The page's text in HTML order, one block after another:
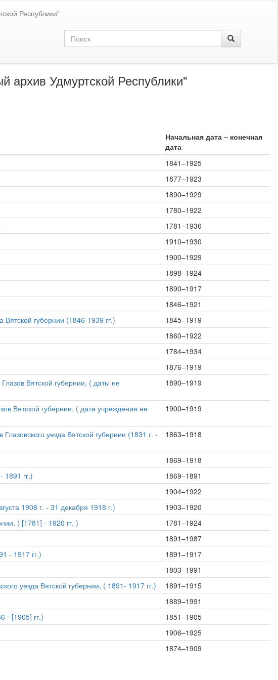
Республики"
архив Удмуртской Республики"
Начальная дата – конечная
дата
1841–1925
1877–1923
1890–1929
1780–1922
1781–1936
1910–1930
1900–1929
1898–1924
1890–1917
1846–1921
губернии (1846-1939 гг.)
1845–1919
1860–1922
1784–1934
1876–1919
Вятской губернии, ( даты не
1890–1919
Вятской губернии, ( дата учреждения не
1900–1919
уезда Вятской губернии (1831 г. -
1863–1918
1869–1918
1891 гг.)
1869–1891
1904–1922
1908 г. - 31 декабря 1918 г.)
1903–1920
( [1781] - 1920 гг. )
1781–1924
1891–1987
- 1917 гг.)
1891–1917
1803–1991
уезда Вятской губернии, ( 1891- 1917 гг.)
1891–1915
1889–1991
- [1905] гг.)
1851–1905
1906–1925
1874–1909